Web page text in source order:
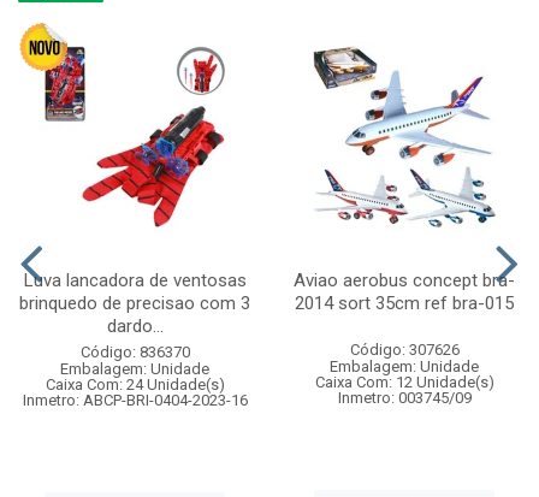
Luva lancadora de ventosas
brinquedo de precisao com 3
dardo...
Código: 836370
Embalagem: Unidade
Caixa Com: 24 Unidade(s)
Inmetro: ABCP-BRI-0404-2023-16
Aviao aerobus concept bra-
2014 sort 35cm ref bra-015
Código: 307626
Embalagem: Unidade
Caixa Com: 12 Unidade(s)
Inmetro: 003745/09